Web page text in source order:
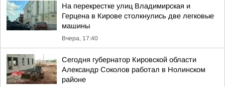
На перекрестке улиц Владимирская и
Герцена в Кирове столкнулись две легковые
машины
Вчера, 17:40
Сегодня губернатор Кировской области
Александр Соколов работал в Нолинском
районе